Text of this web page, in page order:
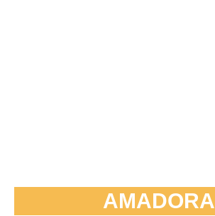
AMADORA